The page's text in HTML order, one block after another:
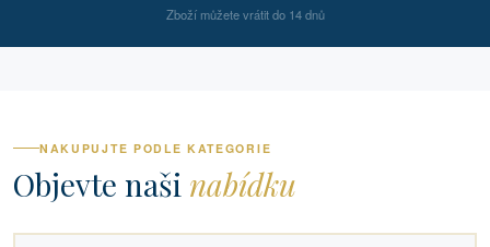
Zboží můžete vrátit do 14 dnů
NAKUPUJTE PODLE KATEGORIE
Objevte naši nabídku